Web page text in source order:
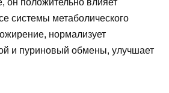
положительно влияет
системы метаболического
нормализует
и пуриновый обмены, улучшает